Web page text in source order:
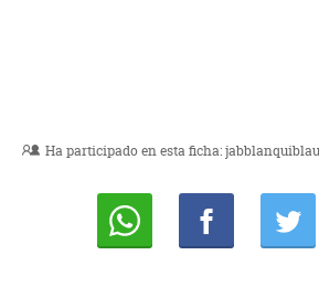
Ha participado en esta ficha:jabblanquiblau